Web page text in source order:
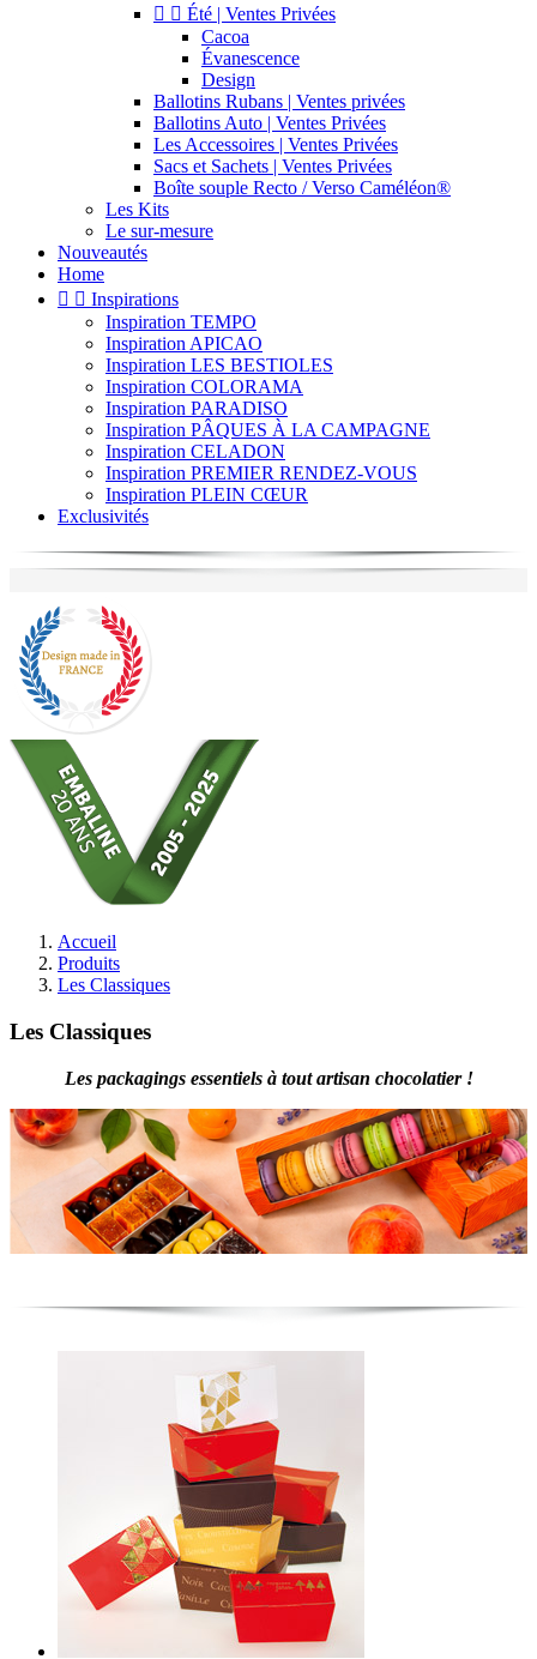
  Été | Ventes Privées
Cacoa
Évanescence
Design
Ballotins Rubans | Ventes privées
Ballotins Auto | Ventes Privées
Les Accessoires | Ventes Privées
Sacs et Sachets | Ventes Privées
Boîte souple Recto / Verso Caméléon®
Les Kits
Le sur-mesure
Nouveautés
Home
  Inspirations
Inspiration TEMPO
Inspiration APICAO
Inspiration LES BESTIOLES
Inspiration COLORAMA
Inspiration PARADISO
Inspiration PÂQUES À LA CAMPAGNE
Inspiration CELADON
Inspiration PREMIER RENDEZ-VOUS
Inspiration PLEIN CŒUR
Exclusivités
Accueil
Produits
Les Classiques
Les Classiques
Les packagings essentiels à tout artisan chocolatier !